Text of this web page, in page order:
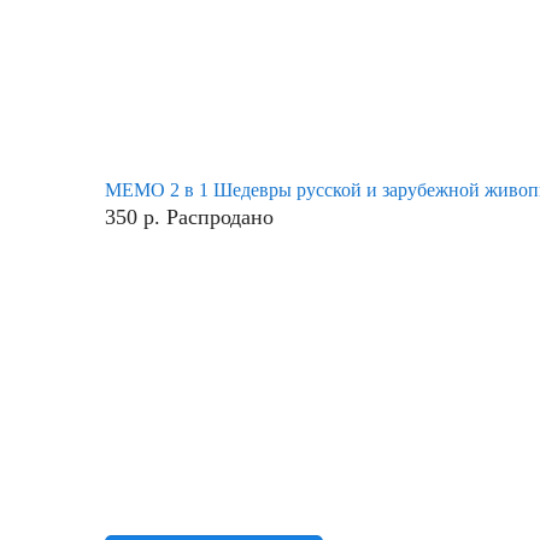
МЕМО 2 в 1 Шедевры русской и зарубежной
350 р. Распродано